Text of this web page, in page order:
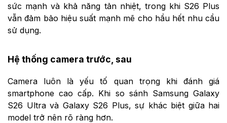
sức mạnh và khả năng tản nhiệt, trong khi S26 Plus
vẫn đảm bảo hiệu suất mạnh mẽ cho hầu hết nhu cầu
sử dụng.
Hệ thống camera trước, sau
Camera luôn là yếu tố quan trọng khi đánh giá
smartphone cao cấp. Khi so sánh Samsung Galaxy
S26 Ultra và Galaxy S26 Plus, sự khác biệt giữa hai
model trở nên rõ ràng hơn.